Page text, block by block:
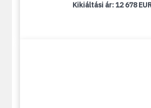
Kikiáltási ár:12 678